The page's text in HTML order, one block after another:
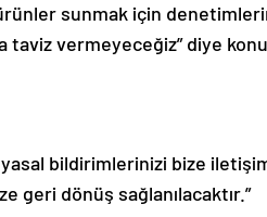
sunmak için
taviz vermeyeceğiz” diye
bildirimlerinizi bize
geri dönüş sağlanılacaktır.”